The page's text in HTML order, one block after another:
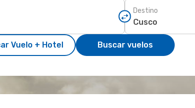
Destino
Vuelo + Hotel Buscar vuelos